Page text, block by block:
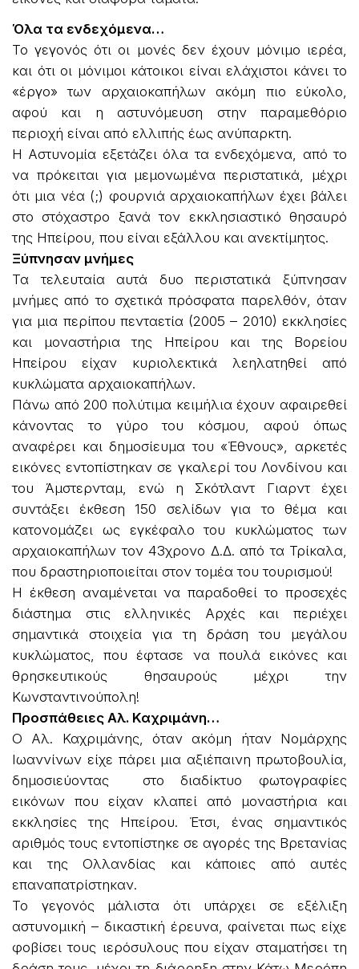
Όλα τα ενδεχόμενα…
Το γεγονός ότι οι μονές δεν έχουν μόνιμο ιερέα,
και ότι οι μόνιμοι κάτοικοι είναι ελάχιστοι κάνει το
«έργο» των αρχαιοκαπήλων ακόμη πιο εύκολο,
αφού και η αστυνόμευση στην παραμεθόριο
περιοχή είναι από ελλιπής έως ανύπαρκτη.
Η Αστυνομία εξετάζει όλα τα ενδεχόμενα, από το
να πρόκειται για μεμονωμένα περιστατικά, μέχρι
ότι μια νέα (;) φουρνιά αρχαιοκαπήλων έχει βάλει
στο στόχαστρο ξανά τον εκκλησιαστικό θησαυρό
της Ηπείρου, που είναι εξάλλου και ανεκτίμητος.
Ξύπνησαν μνήμες
Τα τελευταία αυτά δυο περιστατικά ξύπνησαν
μνήμες από το σχετικά πρόσφατα παρελθόν, όταν
για μια περίπου πενταετία (2005 – 2010) εκκλησίες
και μοναστήρια της Ηπείρου και της Βορείου
Ηπείρου είχαν κυριολεκτικά λεηλατηθεί από
κυκλώματα αρχαιοκαπήλων.
Πάνω από 200 πολύτιμα κειμήλια έχουν αφαιρεθεί
κάνοντας το γύρο του κόσμου, αφού όπως
αναφέρει και δημοσίευμα του «Έθνους», αρκετές
εικόνες εντοπίστηκαν σε γκαλερί του Λονδίνου και
του Άμστερνταμ, ενώ η Σκότλαντ Γιαρντ έχει
συντάξει έκθεση 150 σελίδων για το θέμα και
κατονομάζει ως εγκέφαλο του κυκλώματος των
αρχαιοκαπήλων τον 43χρονο Δ.Δ. από τα Τρίκαλα,
που δραστηριοποιείται στον τομέα του τουρισμού!
Η έκθεση αναμένεται να παραδοθεί το προσεχές
διάστημα στις ελληνικές Αρχές και περιέχει
σημαντικά στοιχεία για τη δράση του μεγάλου
κυκλώματος, που έφτασε να πουλά εικόνες και
θρησκευτικούς θησαυρούς μέχρι την
Κωνσταντινούπολη!
Προσπάθειες Αλ. Καχριμάνη…
Ο Αλ. Καχριμάνης, όταν ακόμη ήταν Νομάρχης
Ιωαννίνων είχε πάρει μια αξιέπαινη πρωτοβουλία,
δημοσιεύοντας στο διαδίκτυο φωτογραφίες
εικόνων που είχαν κλαπεί από μοναστήρια και
εκκλησίες της Ηπείρου. Έτσι, ένας σημαντικός
αριθμός τους εντοπίστηκε σε αγορές της Βρετανίας
και της Ολλανδίας και κάποιες από αυτές
επαναπατρίστηκαν.
Το γεγονός μάλιστα ότι υπάρχει σε εξέλιξη
αστυνομική – δικαστική έρευνα, φαίνεται πως είχε
φοβίσει τους ιερόσυλους που είχαν σταματήσει τη